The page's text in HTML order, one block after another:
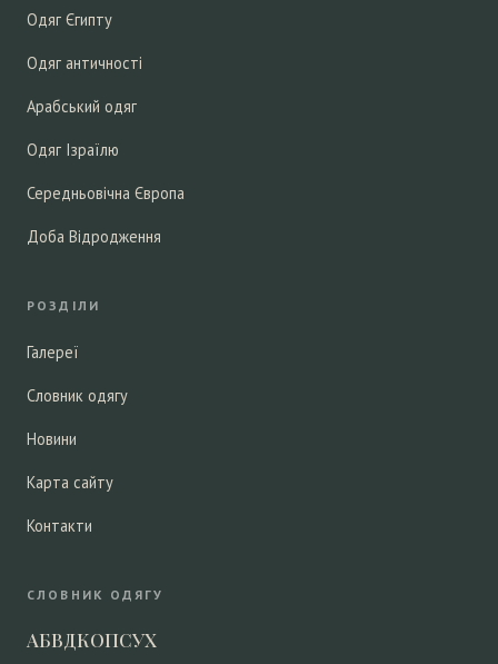
Одяг Єгипту
Одяг античності
Арабський одяг
Одяг Ізраїлю
Середньовічна Європа
Доба Відродження
РОЗДІЛИ
Галереї
Словник одягу
Новини
Карта сайту
Контакти
СЛОВНИК ОДЯГУ
АБВДКОПСУХ